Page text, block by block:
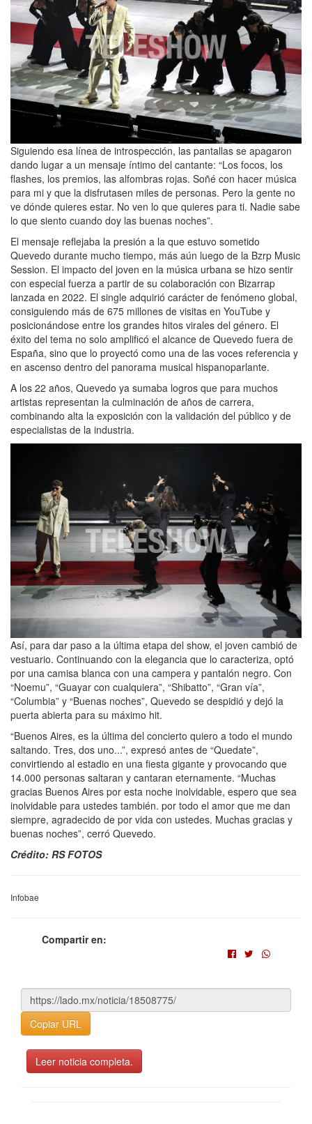
Siguiendo esa línea de introspección, las pantallas se apagaron
dando lugar a un mensaje íntimo del cantante: “Los focos, los
flashes, los premios, las alfombras rojas. Soñé con hacer música
para mi y que la disfrutasen miles de personas. Pero la gente no
ve dónde quieres estar. No ven lo que quieres para ti. Nadie sabe
lo que siento cuando doy las buenas noches”.
El mensaje reflejaba la presión a la que estuvo sometido
Quevedo durante mucho tiempo, más aún luego de la Bzrp Music
Session. El impacto del joven en la música urbana se hizo sentir
con especial fuerza a partir de su colaboración con Bizarrap
lanzada en 2022. El single adquirió carácter de fenómeno global,
consiguiendo más de 675 millones de visitas en YouTube y
posicionándose entre los grandes hitos virales del género. El
éxito del tema no solo amplificó el alcance de Quevedo fuera de
España, sino que lo proyectó como una de las voces referencia y
en ascenso dentro del panorama musical hispanoparlante.
A los 22 años, Quevedo ya sumaba logros que para muchos
artistas representan la culminación de años de carrera,
combinando alta la exposición con la validación del público y de
especialistas de la industria.
Así, para dar paso a la última etapa del show, el joven cambió de
vestuario. Continuando con la elegancia que lo caracteriza, optó
por una camisa blanca con una campera y pantalón negro. Con
“Noemu”, “Guayar con cualquiera”, “Shibatto”, “Gran vía”,
“Columbia” y “Buenas noches”, Quevedo se despidió y dejó la
puerta abierta para su máximo hit.
“Buenos Aires, es la última del concierto quiero a todo el mundo
saltando. Tres, dos uno...”, expresó antes de “Quedate”,
convirtiendo al estadio en una fiesta gigante y provocando que
14.000 personas saltaran y cantaran eternamente. “Muchas
gracias Buenos Aires por esta noche inolvidable, espero que sea
inolvidable para ustedes también. por todo el amor que me dan
siempre, agradecido de por vida con ustedes. Muchas gracias y
buenas noches”, cerró Quevedo.
Crédito: RS FOTOS
Infobae
Compartir en:
Copiar URL
Leer noticia completa.